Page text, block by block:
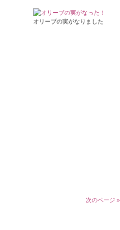
オリーブの実がなりました
次のページ »